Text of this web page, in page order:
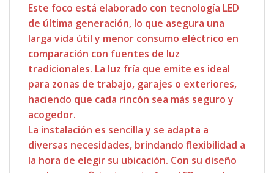
Este foco está elaborado con tecnología LED
de última generación, lo que asegura una
larga vida útil y menor consumo eléctrico en
comparación con fuentes de luz
tradicionales. La luz fría que emite es ideal
para zonas de trabajo, garajes o exteriores,
haciendo que cada rincón sea más seguro y
acogedor.
La instalación es sencilla y se adapta a
diversas necesidades, brindando flexibilidad a
la hora de elegir su ubicación. Con su diseño